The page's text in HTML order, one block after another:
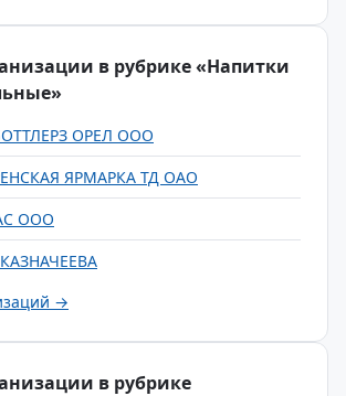
в рубрике «Напитки
ОРЕЛ ООО
ЯРМАРКА ТД ОАО
ООО
→
в рубрике